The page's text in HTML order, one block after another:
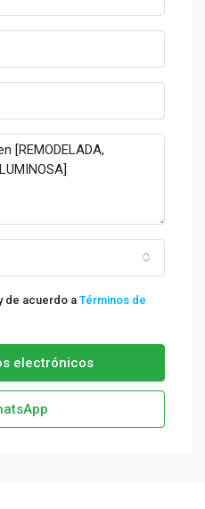
de acuerdo a Términos de
electrónicos